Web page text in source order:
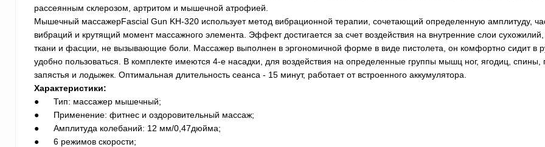
рассеянным склерозом, артритом и мышечной атрофией.
Мышечный массажерFascial Gun KH-320 использует метод вибрационной терапии, сочетающий определенную амплитуду,
вибраций и крутящий момент массажного элемента. Эффект достигается за счет воздействия на внутренние слои
ткани и фасции, не вызывающие боли. Массажер выполнен в эргономичной форме в виде пистолета, он комфортно сидит в
удобно пользоваться. В комплекте имеются 4-е насадки, для воздействия на определенные группы мышц ног, ягодиц, спины,
запястья и лодыжек. Оптимальная длительность сеанса - 15 минут, работает от встроенного аккумулятора.
Характеристики:
● Тип: массажер мышечный;
● Применение: фитнес и оздоровительный массаж;
● Амплитуда колебаний: 12 мм/0,47дюйма;
● 6 режимов скорости;